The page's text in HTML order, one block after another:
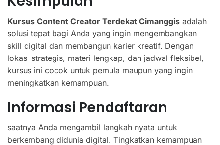
Kursus Content Creator Terdekat Cimanggis adalah
solusi tepat bagi Anda yang ingin mengembangkan
skill digital dan membangun karier kreatif. Dengan
lokasi strategis, materi lengkap, dan jadwal fleksibel,
kursus ini cocok untuk pemula maupun yang ingin
meningkatkan kemampuan.
Informasi Pendaftaran
saatnya Anda mengambil langkah nyata untuk
berkembang didunia digital. Tingkatkan kemampuan